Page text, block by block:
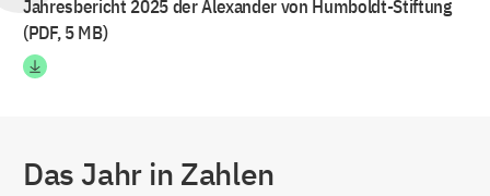
Jahresbericht 2025 der Alexander von Humboldt-Stiftung
(PDF, 5 MB)
Das Jahr in Zahlen